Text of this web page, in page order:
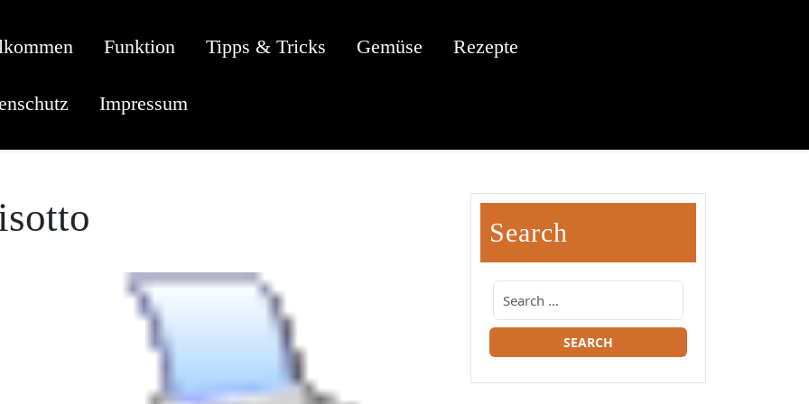
Funktion Tipps & Tricks Gemüse Rezepte
Impressum
Search